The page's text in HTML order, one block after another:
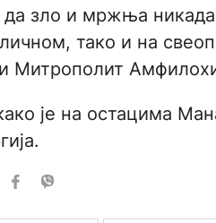
да зло и мржња
тако и на
Митрополит
је на остацима